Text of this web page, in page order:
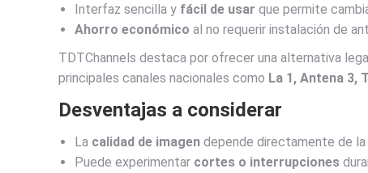
Interfaz sencilla y fácil de usar que permite
Ahorro económico al no requerir instalación de
TDTChannels destaca por ofrecer una alternativa
principales canales nacionales como La 1, Antena 3,
Desventajas a considerar
La calidad de imagen depende directamente de
Puede experimentar cortes o interrupciones